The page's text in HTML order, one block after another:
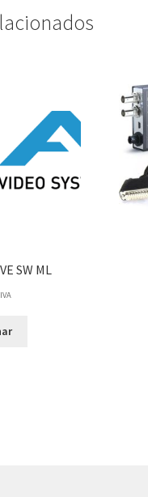
SW ML